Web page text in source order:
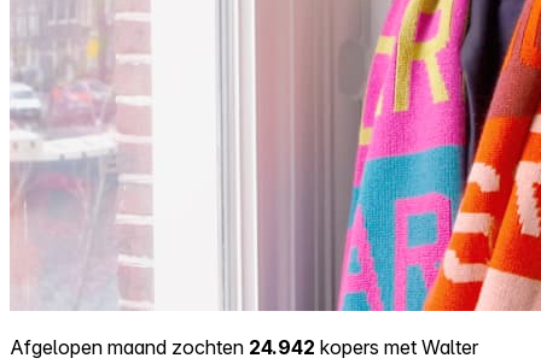
Afgelopen maand zochten 24.942 kopers met Walter